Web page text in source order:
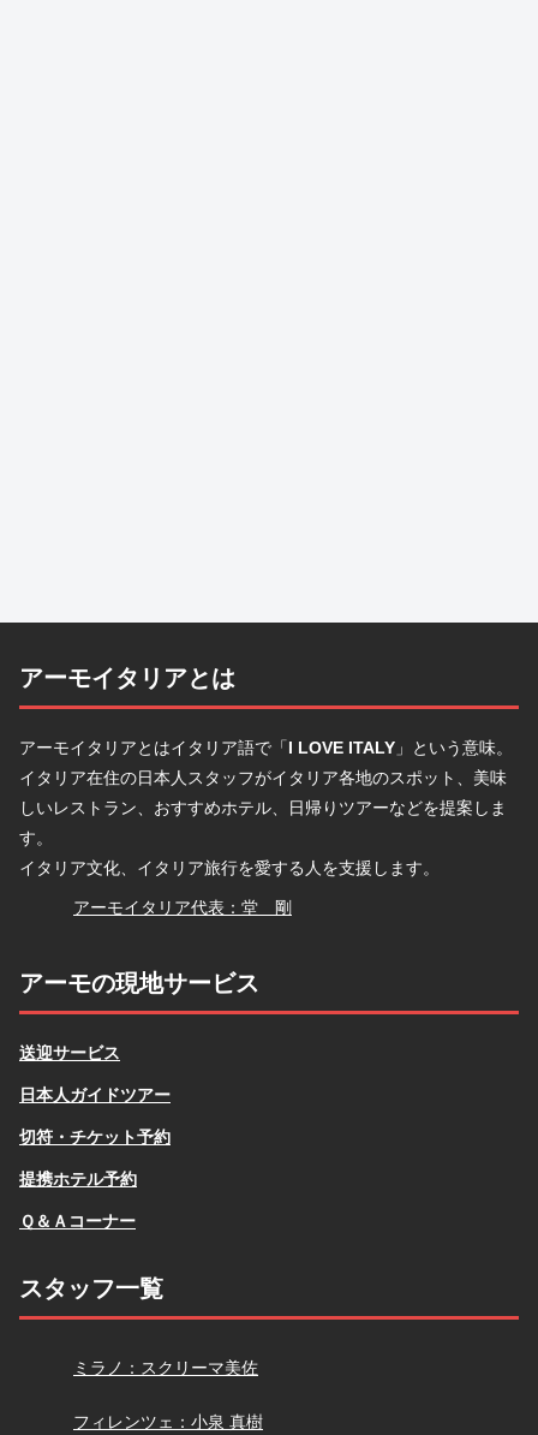
アーモイタリアとは
アーモイタリアとはイタリア語で「I LOVE ITALY 」という意味。
イタリア在住の日本人スタッフがイタリア各地のスポット、美味
しいレストラン、おすすめホテル、日帰りツアーなどを提案しま
す。
イタリア文化、イタリア旅行を愛する人を支援します。
堂
アーモイタリア代表：堂 剛
アーモの現地サービス
送迎サービス
日本人ガイドツアー
切符・チケット予約
提携ホテル予約
Ｑ＆Ａコーナー
スタッフ一覧
スクリーマ
ミラノ：スクリーマ美佐
小泉
フィレンツェ：小泉 真樹